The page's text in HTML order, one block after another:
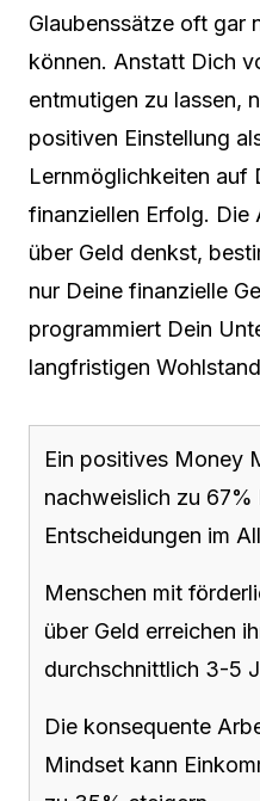
Glaubenssätze oft gar
können. Anstatt Dich
entmutigen zu lassen,
positiven Einstellung
Lernmöglichkeiten auf
finanziellen Erfolg. Die
über Geld denkst,
nur Deine finanzielle
programmiert Dein
langfristigen
Ein positives Money
nachweislich zu 67%
Entscheidungen im
Menschen mit
über Geld erreichen
durchschnittlich 3-5
Die konsequente
Mindset kann